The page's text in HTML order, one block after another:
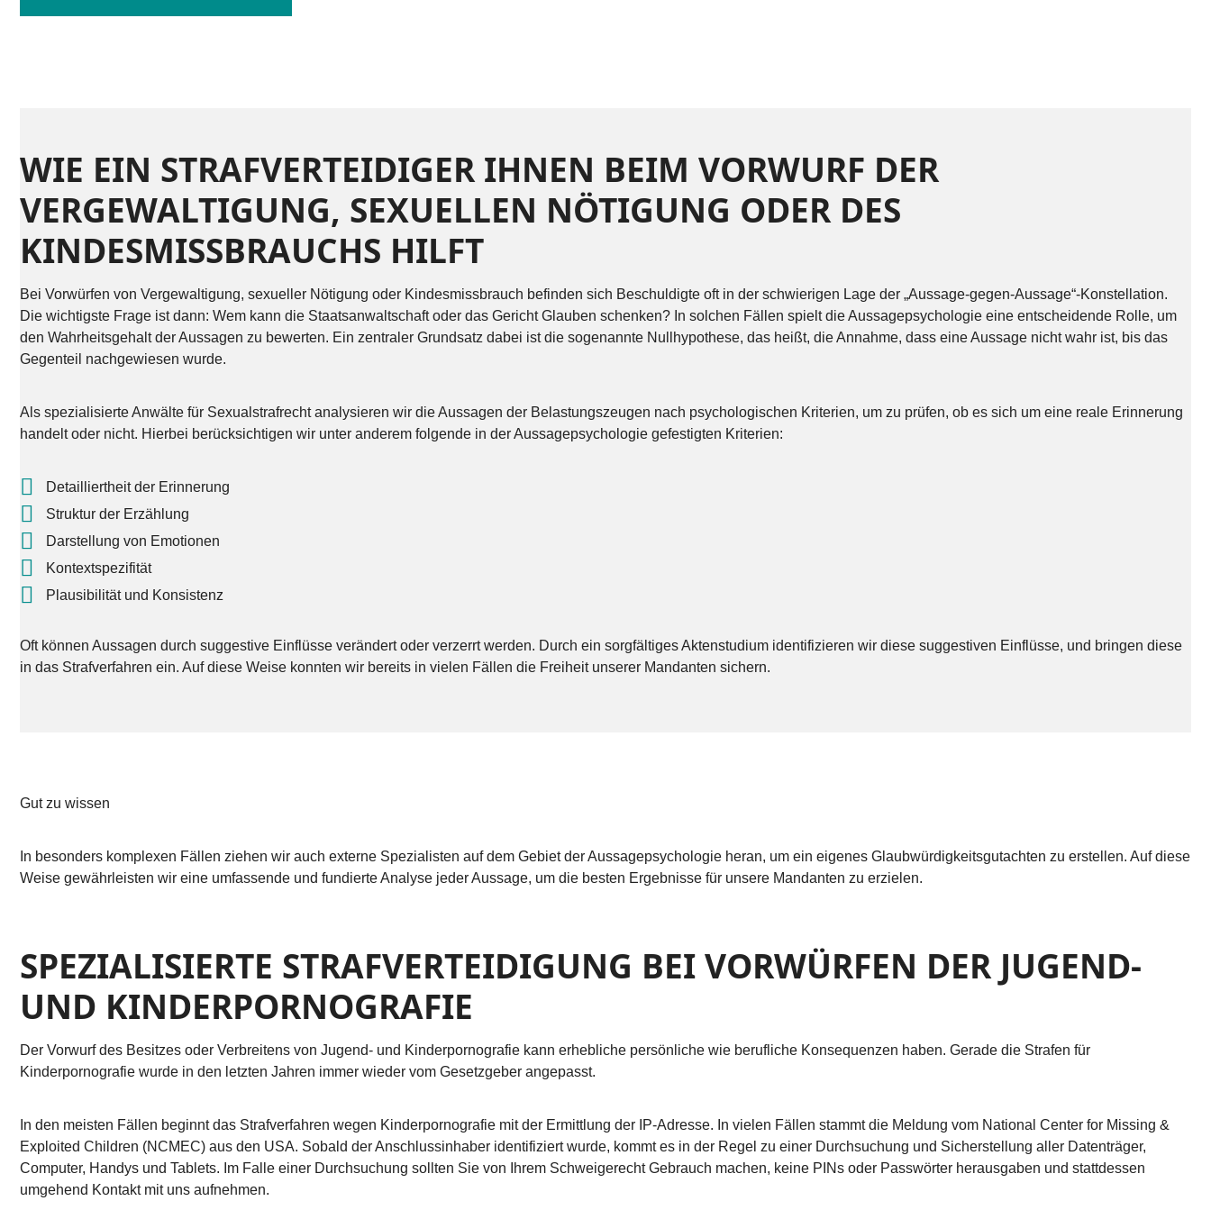
WIE EIN STRAFVERTEIDIGER IHNEN BEIM VORWURF DER
VERGEWALTIGUNG, SEXUELLEN NÖTIGUNG ODER DES
KINDESMISSBRAUCHS HILFT
Bei Vorwürfen von Vergewaltigung, sexueller Nötigung oder Kindesmissbrauch befinden sich Beschuldigte oft in der schwierigen Lage der „Aussage-gegen-Aussage“-Konstellation.
Die wichtigste Frage ist dann: Wem kann die Staatsanwaltschaft oder das Gericht Glauben schenken? In solchen Fällen spielt die Aussagepsychologie eine entscheidende Rolle, um
den Wahrheitsgehalt der Aussagen zu bewerten. Ein zentraler Grundsatz dabei ist die sogenannte Nullhypothese, das heißt, die Annahme, dass eine Aussage nicht wahr ist, bis das
Gegenteil nachgewiesen wurde.
Als spezialisierte Anwälte für Sexualstrafrecht analysieren wir die Aussagen der Belastungszeugen nach psychologischen Kriterien, um zu prüfen, ob es sich um eine reale Erinnerung
handelt oder nicht. Hierbei berücksichtigen wir unter anderem folgende in der Aussagepsychologie gefestigten Kriterien:
Detailliertheit der Erinnerung
Struktur der Erzählung
Darstellung von Emotionen
Kontextspezifität
Plausibilität und Konsistenz
Oft können Aussagen durch suggestive Einflüsse verändert oder verzerrt werden. Durch ein sorgfältiges Aktenstudium identifizieren wir diese suggestiven Einflüsse, und bringen diese
in das Strafverfahren ein. Auf diese Weise konnten wir bereits in vielen Fällen die Freiheit unserer Mandanten sichern.
Gut zu wissen
In besonders komplexen Fällen ziehen wir auch externe Spezialisten auf dem Gebiet der Aussagepsychologie heran, um ein eigenes Glaubwürdigkeitsgutachten zu erstellen. Auf diese
Weise gewährleisten wir eine umfassende und fundierte Analyse jeder Aussage, um die besten Ergebnisse für unsere Mandanten zu erzielen.
SPEZIALISIERTE STRAFVERTEIDIGUNG BEI VORWÜRFEN DER JUGEND-
UND KINDERPORNOGRAFIE
Der Vorwurf des Besitzes oder Verbreitens von Jugend- und Kinderpornografie kann erhebliche persönliche wie berufliche Konsequenzen haben. Gerade die Strafen für
Kinderpornografie wurde in den letzten Jahren immer wieder vom Gesetzgeber angepasst.
In den meisten Fällen beginnt das Strafverfahren wegen Kinderpornografie mit der Ermittlung der IP-Adresse. In vielen Fällen stammt die Meldung vom National Center for Missing &
Exploited Children (NCMEC) aus den USA. Sobald der Anschlussinhaber identifiziert wurde, kommt es in der Regel zu einer Durchsuchung und Sicherstellung aller Datenträger,
Computer, Handys und Tablets. Im Falle einer Durchsuchung sollten Sie von Ihrem Schweigerecht Gebrauch machen, keine PINs oder Passwörter herausgaben und stattdessen
umgehend Kontakt mit uns aufnehmen.